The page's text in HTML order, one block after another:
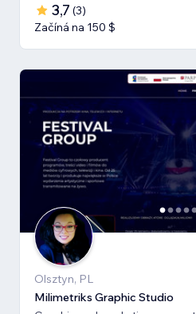
3,7 (3)
Začíná na 150 $
Olsztyn, PL
Milimetriks Graphic Studio